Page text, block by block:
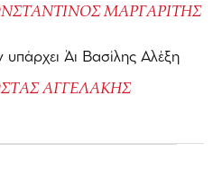
ΜΑΡΓΑΡΙΤΗΣ
υπάρχει Άι Βασίλης Αλέξη
ΑΓΓΕΛΑΚΗΣ